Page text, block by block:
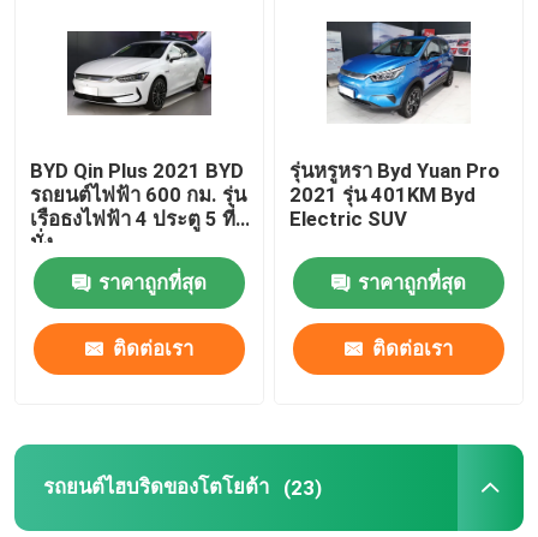
บ้าน
เกี่ยวกับเรา
รายชื่อผู้ติดต่อ
ผลิตภัณฑ์
รถยนต์ไฟฟ้าบีวายดี
BYD Qin Plus 2021 BYD
รถยนต์ไฟฟ้า 600 กม. รุ่น
เรือธงไฟฟ้า 4 ประตู 5 ที่
นั่ง
ราคาถูกที่สุด
ติดต่อเรา
รุ่นหรูหรา Byd Yuan Pro
2021 รุ่น 401KM Byd
Electric SUV
ราคาถูกที่สุด
ติดต่อเรา
รถยนต์ไฮบริดของโตโยต้า (23)